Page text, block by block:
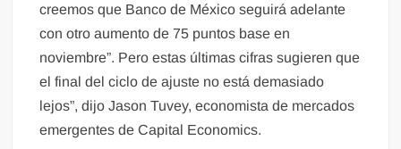
creemos que Banco de México seguirá adelante
con otro aumento de 75 puntos base en
noviembre”. Pero estas últimas cifras sugieren que
el final del ciclo de ajuste no está demasiado
lejos”, dijo Jason Tuvey, economista de mercados
emergentes de Capital Economics.